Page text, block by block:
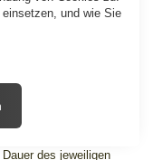
und wie Sie
Instagram-
darüber, welche
eingeloggt ist,
des jeweiligen